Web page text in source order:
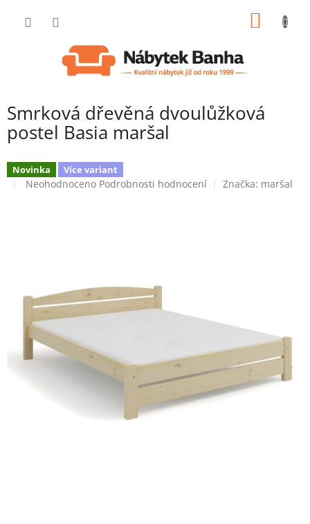
Smrková dřevěná dvoulůžková
postel Basia maršal
Novinka Více variant
Průměrné
Neohodnoceno Podrobnosti hodnocení Značka: maršal